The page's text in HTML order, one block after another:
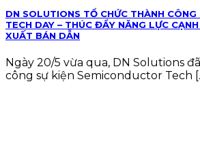
DN SOLUTIONS TỔ CHỨC THÀNH CÔNG
TECH DAY – THÚC ĐẨY NĂNG LỰC
XUẤT BÁN DẪN
Ngày 20/5 vừa qua, DN Solutions
công sự kiện Semiconductor Tech